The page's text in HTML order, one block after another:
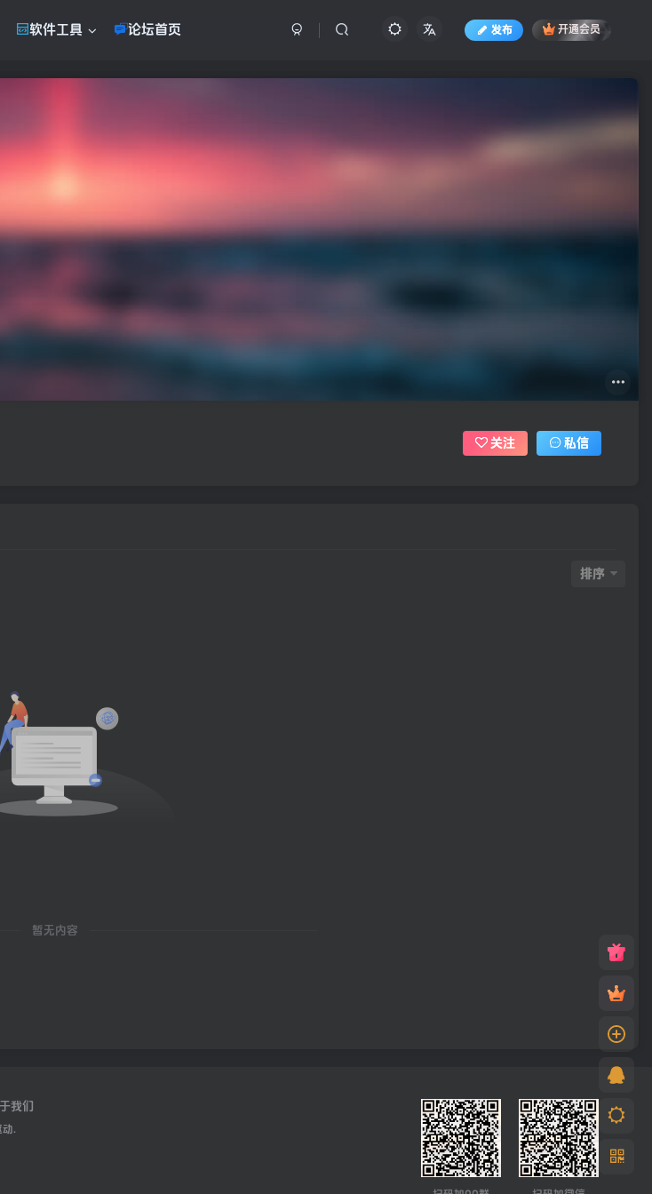
软件工具 论坛首页 发布 开通会员
关注 私信
排序
暂无内容
我们
.